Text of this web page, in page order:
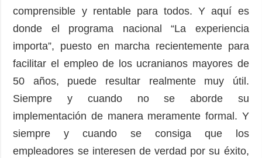
comprensible y rentable para todos. Y aquí es
donde el programa nacional “La experiencia
importa”, puesto en marcha recientemente para
facilitar el empleo de los ucranianos mayores de
50 años, puede resultar realmente muy útil.
Siempre y cuando no se aborde su
implementación de manera meramente formal. Y
siempre y cuando se consiga que los
empleadores se interesen de verdad por su éxito,